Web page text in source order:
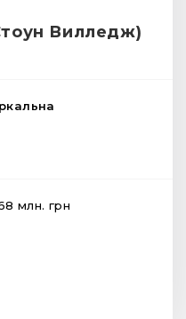
Вилледж)
млн. грн